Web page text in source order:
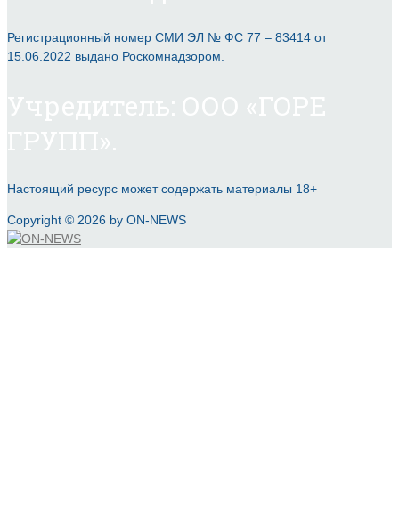
Регистрационный номер СМИ ЭЛ № ФС 77 – 83414 от
15.06.2022 выдано Роскомнадзором.
Настоящий ресурс может содержать материалы 18+
Copyright © 2026 by ON-NEWS